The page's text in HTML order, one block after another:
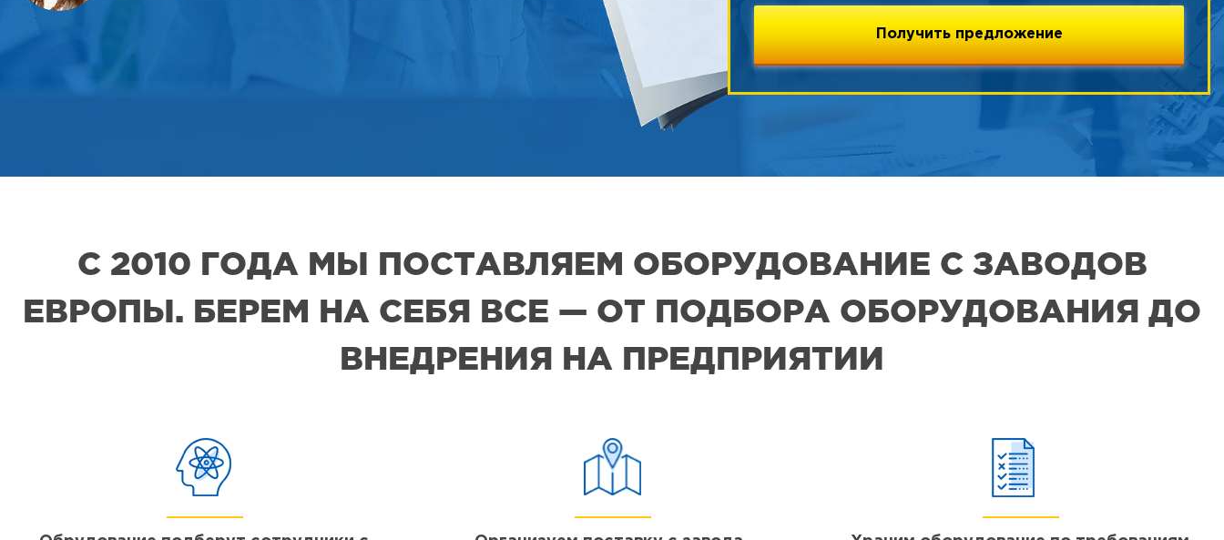
С 2010 ГОДА МЫ ПОСТАВЛЯЕМ ОБОРУДОВАНИЕ С ЗАВОДОВ
ЕВРОПЫ. БЕРЕМ НА СЕБЯ ВСЕ — ОТ ПОДБОРА ОБОРУДОВАНИЯ ДО
ВНЕДРЕНИЯ НА ПРЕДПРИЯТИИ